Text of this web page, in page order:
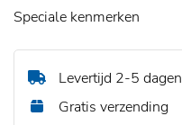
Speciale kenmerken
Levertijd 2-5 dagen
Gratis verzending